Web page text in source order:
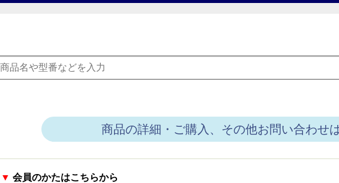
商品の詳細・ご購入、その他お問い合わせ
▼ 会員のかたはこちらから